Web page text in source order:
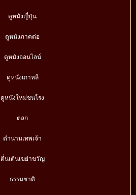
ดูหนังญี่ปุ่น
ดูหนังภาคต่อ
ดูหนังออนไลน์
ดูหนังเกาหลี
ดูหนังใหม่ชนโรง
ตลก
ตำนานเทพเจ้า
ตื่นเต้นเขย่าขวัญ
ธรรมชาติ